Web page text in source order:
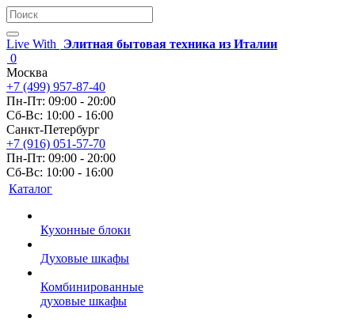
Live With
Элитная бытовая техника из Италии
0
Москва
+7 (499) 957-87-40
Пн-Пт: 09:00 - 20:00
Сб-Вс: 10:00 - 16:00
Санкт-Петербург
+7 (916) 051-57-70
Пн-Пт: 09:00 - 20:00
Сб-Вс: 10:00 - 16:00
Каталог
Кухонные блоки
Духовые шкафы
Комбинированные
духовые шкафы